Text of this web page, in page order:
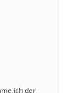
ich der